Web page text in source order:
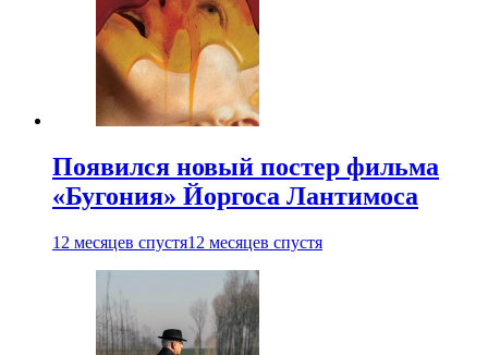
Появился новый постер фильма
«Бугония» Йоргоса Лантимоса
12 месяцев спустя12 месяцев спустя